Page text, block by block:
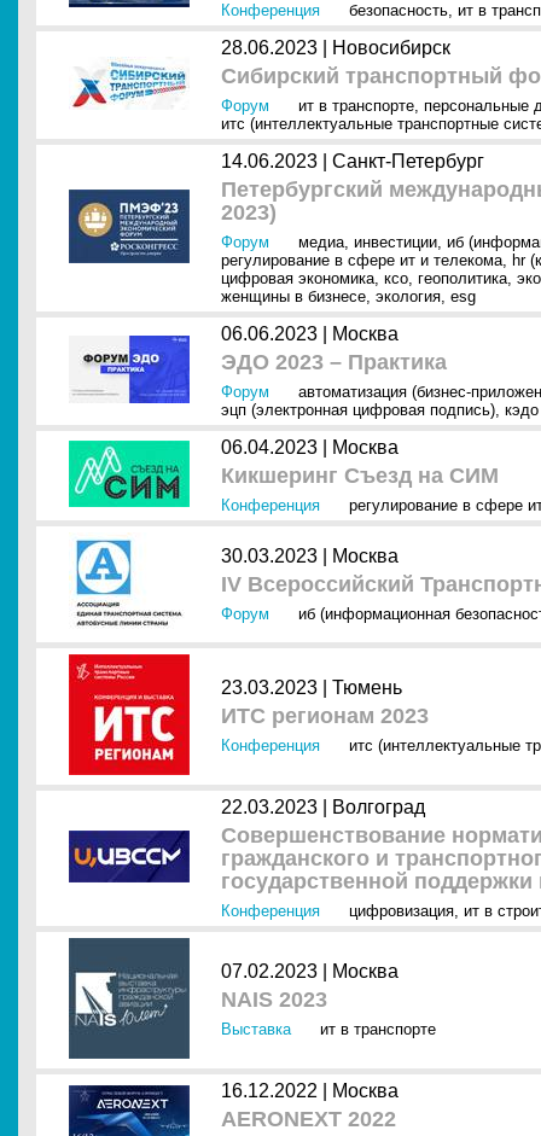
Конференция безопасность, ит в
28.06.2023 | Новосибирск
Сибирский транспортный
Форум ит в транспорте, персональные
итс (интеллектуальные транспортные
14.06.2023 | Санкт-Петербург
Петербургский
2023)
Форум медиа, инвестиции, иб
регулирование в сфере ит и телекома, hr
цифровая экономика, ксо, геополитика,
женщины в бизнесе, экология, esg
06.06.2023 | Москва
ЭДО 2023 – Практика
Форум
автоматизация (бизнес-
эцп (электронная цифровая подпись), кэдо
06.04.2023 | Москва
Кикшеринг Съезд на СИМ
Конференция регулирование в сфере
30.03.2023 | Москва
IV Всероссийский
Форум иб (информационная
23.03.2023 | Тюмень
ИТС регионам 2023
Конференция итс (интеллектуальные
22.03.2023 | Волгоград
Совершенствование
гражданского и
государственной
Конференция цифровизация, ит в
07.02.2023 | Москва
NAIS 2023
Выставка ит в транспорте
16.12.2022 | Москва
AERONEXT 2022